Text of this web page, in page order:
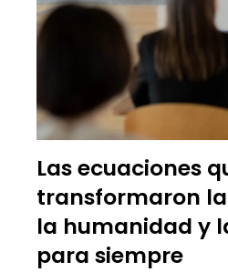
Las ecuaciones
transformaron
la humanidad y
para siempre